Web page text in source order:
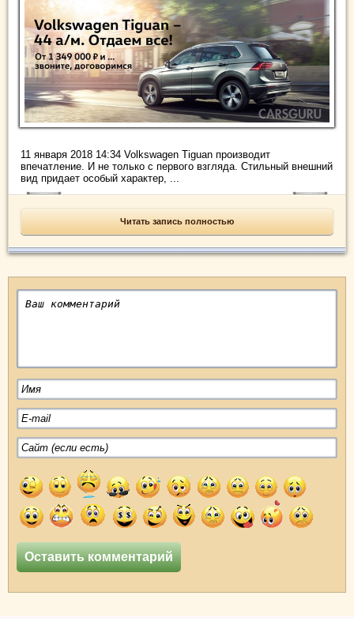
11 января 2018 14:34 Volkswagen Tiguan производит
впечатление. И не только с первого взгляда. Стильный внешний
вид придает особый характер, ...
Читать запись полностью